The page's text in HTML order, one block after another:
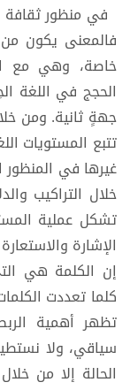
في منظور ثقافة
فالمعنى يكون من
خاصة، وهي مع
الحجج في اللغة
جهةٍ ثانية. ومن
تتبع المستويات
غيرها في
خلال التراكيب
تشكل عملية
الإشارة
إن الكلمة هي
كلما تعددت
تظهر أهمية
سياقي، ولا
الحالة إلا من